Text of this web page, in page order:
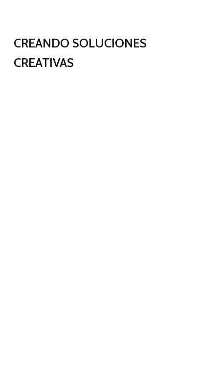
CREANDO SOLUCIONES
CREATIVAS